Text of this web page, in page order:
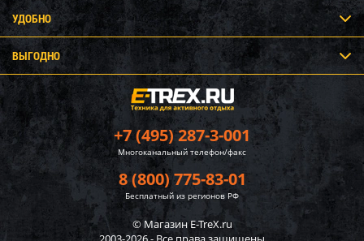
+7 (495) 287-3-001
Многоканальный телефон/факс
8 (800) 775-83-01
Бесплатный из регионов РФ
© Магазин E-TreX.ru
УДОБНО
ВЫГОДНО